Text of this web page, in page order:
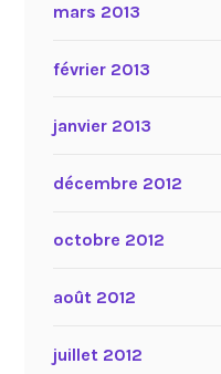
mars 2013
février 2013
janvier 2013
décembre 2012
octobre 2012
août 2012
juillet 2012